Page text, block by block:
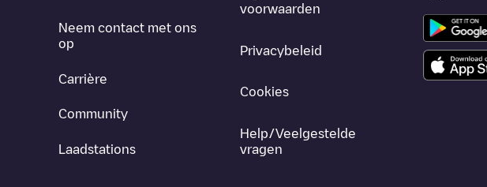
Neem contact met ons
op
Carrière
Community
Laadstations
voorwaarden
Privacybeleid
Cookies
Help/Veelgestelde
vragen